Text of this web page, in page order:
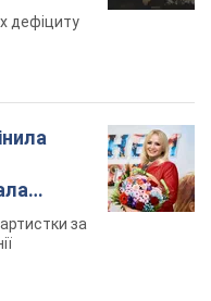
дефіциту
за